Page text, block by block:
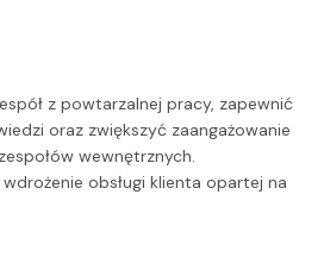
z powtarzalnej pracy, zapewnić
oraz zwiększyć zaangażowanie
wewnętrznych.
obsługi klienta opartej na